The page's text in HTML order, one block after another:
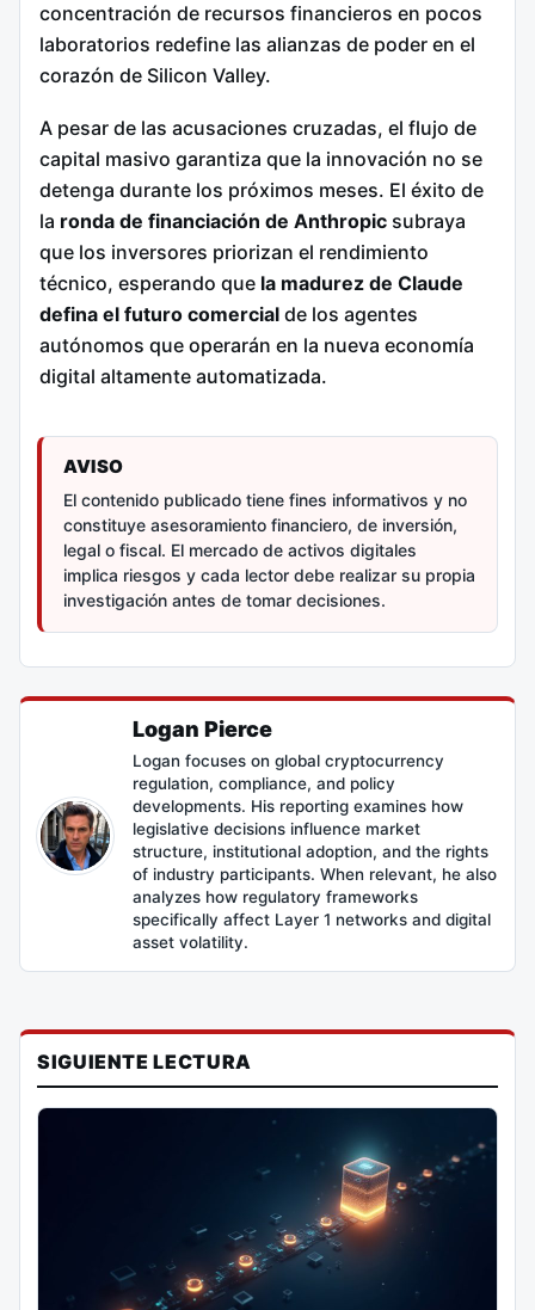
concentración de recursos financieros en pocos
laboratorios redefine las alianzas de poder en el
corazón de Silicon Valley.
A pesar de las acusaciones cruzadas, el flujo de
capital masivo garantiza que la innovación no se
detenga durante los próximos meses. El éxito de
la ronda de financiación de Anthropic subraya
que los inversores priorizan el rendimiento
técnico, esperando que la madurez de Claude
defina el futuro comercial de los agentes
autónomos que operarán en la nueva economía
digital altamente automatizada.
AVISO
El contenido publicado tiene fines informativos y no
constituye asesoramiento financiero, de inversión,
legal o fiscal. El mercado de activos digitales
implica riesgos y cada lector debe realizar su propia
investigación antes de tomar decisiones.
Logan Pierce
Logan focuses on global cryptocurrency
regulation, compliance, and policy
developments. His reporting examines how
legislative decisions influence market
structure, institutional adoption, and the rights
of industry participants. When relevant, he also
analyzes how regulatory frameworks
specifically affect Layer 1 networks and digital
asset volatility.
SIGUIENTE LECTURA